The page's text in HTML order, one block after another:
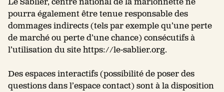
Le Sablier, centre national de la marionnette ne
pourra également être tenue responsable des
dommages indirects (tels par exemple qu’une perte
de marché ou perte d’une chance) consécutifs à
l’utilisation du site https://le-sablier.org.
Des espaces interactifs (possibilité de poser des
questions dans l’espace contact) sont à la disposition